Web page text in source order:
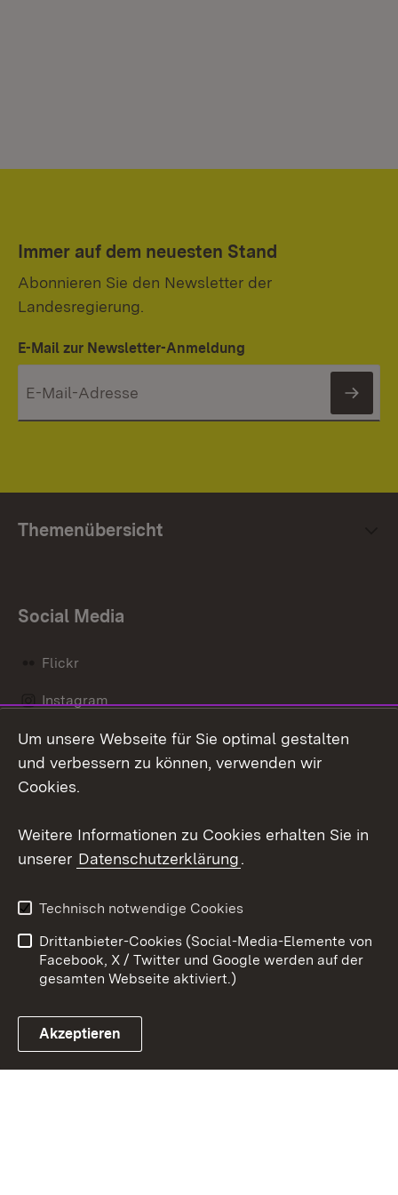
Immer auf dem neuesten Stand
Abonnieren Sie den Newsletter der
Landesregierung.
E-Mail zur Newsletter-Anmeldung
Themenübersicht
Social Media
Flickr
Instagram
Social Wall
Link zum Landesportal
Barrierefreiheit
Benutzungshinweise
Impressum
Cookies
Um unsere Webseite für Sie optimal gestalten
und verbessern zu können, verwenden wir
Cookies.
Weitere Informationen zu Cookies erhalten Sie in
unserer Datenschutzerklärung.
Technisch notwendige Cookies
Drittanbieter-Cookies (Social-Media-Elemente von
Facebook, X / Twitter und Google werden auf der
gesamten Webseite aktiviert.)
Akzeptieren